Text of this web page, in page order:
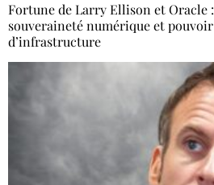
Fortune de Larry Ellison et Oracle :
souveraineté numérique et pouvoir
d’infrastructure